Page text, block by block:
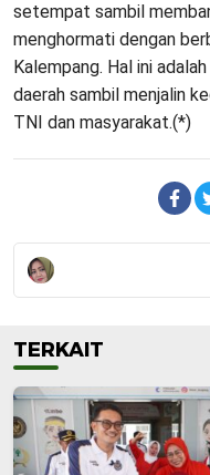
setempat sambil
menghormati dengan
Kalempang. Hal ini
daerah sambil menjalin
TNI dan masyarakat.(*)
TERKAIT